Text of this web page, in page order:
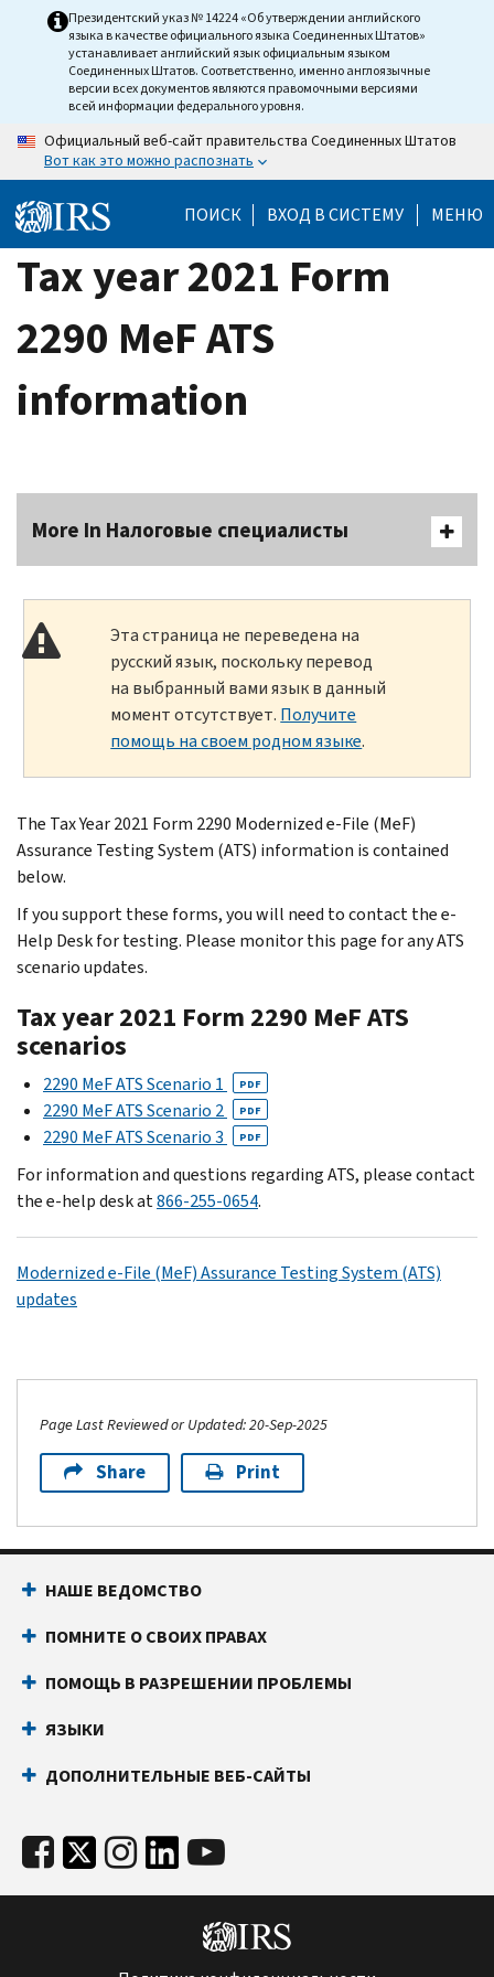
Президентский указ № 14224 «Об утверждении английского
языка в качестве официального языка Соединенных Штатов»
устанавливает английский язык официальным языком
Соединенных Штатов. Соответственно, именно англоязычные
версии всех документов являются правомочными версиями
всей информации федерального уровня.
Официальный веб-сайт правительства Соединенных Штатов
Вот как это можно распознать
ПОИСК ВХОД В СИСТЕМУ МЕНЮ
Tax year 2021 Form
2290 MeF ATS
information
More In Налоговые специалисты
Эта страница не переведена на
русский язык, поскольку перевод
на выбранный вами язык в данный
момент отсутствует. Получите
помощь на своем родном языке.
The Tax Year 2021 Form 2290 Modernized e-File (MeF)
Assurance Testing System (ATS) information is contained
below.
If you support these forms, you will need to contact the e-
Help Desk for testing. Please monitor this page for any ATS
scenario updates.
Tax year 2021 Form 2290 MeF ATS
scenarios
2290 MeF ATS Scenario 1 PDF
2290 MeF ATS Scenario 2 PDF
2290 MeF ATS Scenario 3 PDF
For information and questions regarding ATS, please contact
the e-help desk at866-255-0654.
Modernized e-File (MeF) Assurance Testing System (ATS)
updates
Page Last Reviewed or Updated: 20-Sep-2025
Share Print
НАШЕ ВЕДОМСТВО
ПОМНИТЕ О СВОИХ ПРАВАХ
ПОМОЩЬ В РАЗРЕШЕНИИ ПРОБЛЕМЫ
ЯЗЫКИ
ДОПОЛНИТЕЛЬНЫЕ ВЕБ-САЙТЫ